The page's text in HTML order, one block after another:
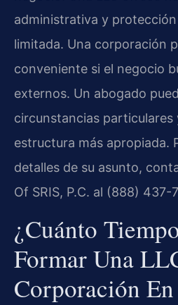
administrativa y
limitada. Una corporación
conveniente si el negocio
externos. Un abogado
circunstancias particulares
estructura más apropiada.
detalles de su asunto,
Of SRIS, P.C. al (888) 437-
¿Cuánto
Formar Una
Corporación